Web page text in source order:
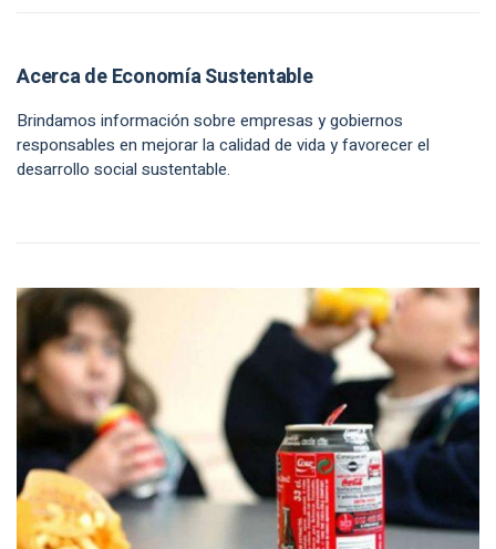
Acerca de Economía Sustentable
Brindamos información sobre empresas y gobiernos
responsables en mejorar la calidad de vida y favorecer el
desarrollo social sustentable.